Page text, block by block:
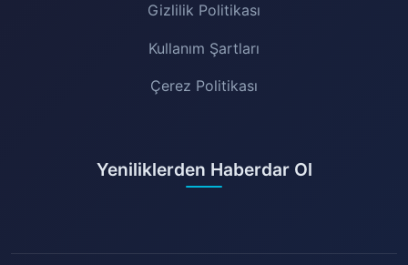
Gizlilik Politikası
Kullanım Şartları
Çerez Politikası
Yeniliklerden Haberdar Ol